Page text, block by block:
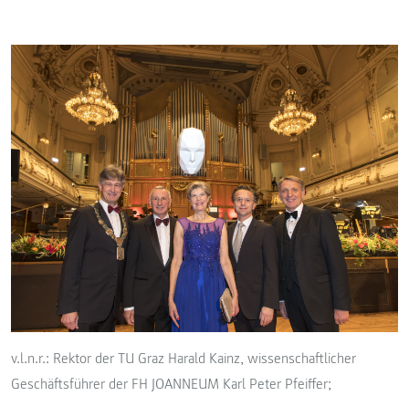
v.l.n.r.: Rektor der TU Graz Harald Kainz, wissenschaftlicher
Geschäftsführer der FH JOANNEUM Karl Peter Pfeiffer;